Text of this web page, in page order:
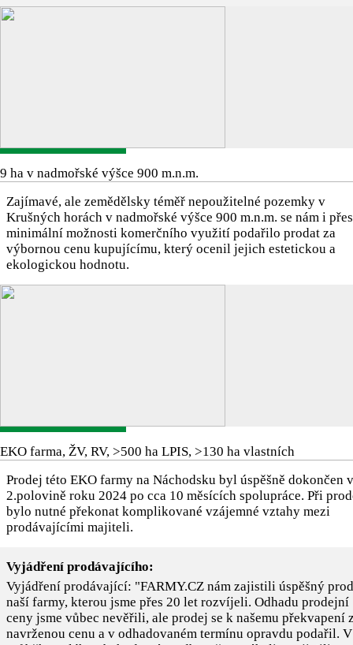
9 ha v nadmořské výšce 900 m.n.m.
Zajímavé, ale zemědělsky téměř nepoužitelné pozemky v
Krušných horách v nadmořské výšce 900 m.n.m. se nám i přes
minimální možnosti komerčního využití podařilo prodat za
výbornou cenu kupujícímu, který ocenil jejich estetickou a
ekologickou hodnotu.
EKO farma, ŽV, RV, >500 ha LPIS, >130 ha vlastních
Prodej této EKO farmy na Náchodsku byl úspěšně dokončen
2.polovině roku 2024 po cca 10 měsících spolupráce. Při
bylo nutné překonat komplikované vzájemné vztahy mezi
prodávajícími majiteli.
Vyjádření prodávajícího:
Vyjádření prodávající: "FARMY.CZ nám zajistili úspěšný
naší farmy, kterou jsme přes 20 let rozvíjeli. Odhadu prodejní
ceny jsme vůbec nevěřili, ale prodej se k našemu překvapení
navrženou cenu a v odhadovaném termínu opravdu podařil. V